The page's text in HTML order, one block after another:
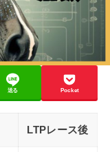
送る Pocket
LTPレース後